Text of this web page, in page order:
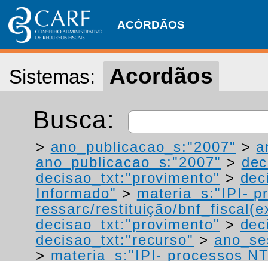
ACÓRDÃOS
Sistemas: Acordãos
Busca:
> ano_publicacao_s:"2007" >
ano_publicacao_s:"2007" >
decisao_txt:"provimento" >
Informado" > materia_s:"IPI-
ressarc/restituição/
decisao_txt:"provimento" >
decisao_txt:"recurso" >
> materia_s:"IPI- processos